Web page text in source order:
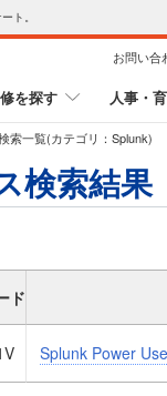
ト。
お問い合
を探す 人事・
一覧(カテゴリ：Splunk)
検索結
ド
Splunk Power